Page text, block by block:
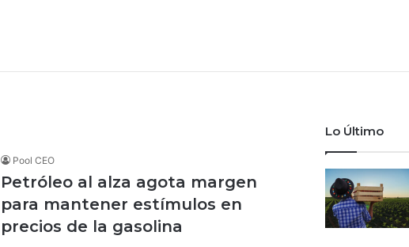
Pool CEO
Petróleo al alza agota margen
para mantener estímulos en
precios de la gasolina
Lo Último